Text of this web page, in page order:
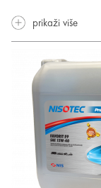
prikaži više